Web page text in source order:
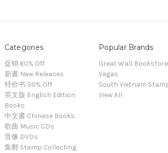
Categories
促销 60% Off
新書 New Releases
特价书 30% Off
英文版 English Edition
Books
中文書 Chinese Books
歌曲 Music CDs
音像 DVDs
集郵 Stamp Collecting
Popular Brands
Great Wall
Vegas
South Vietnam
View All